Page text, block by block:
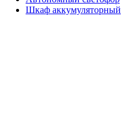
Шкаф аккумуляторный